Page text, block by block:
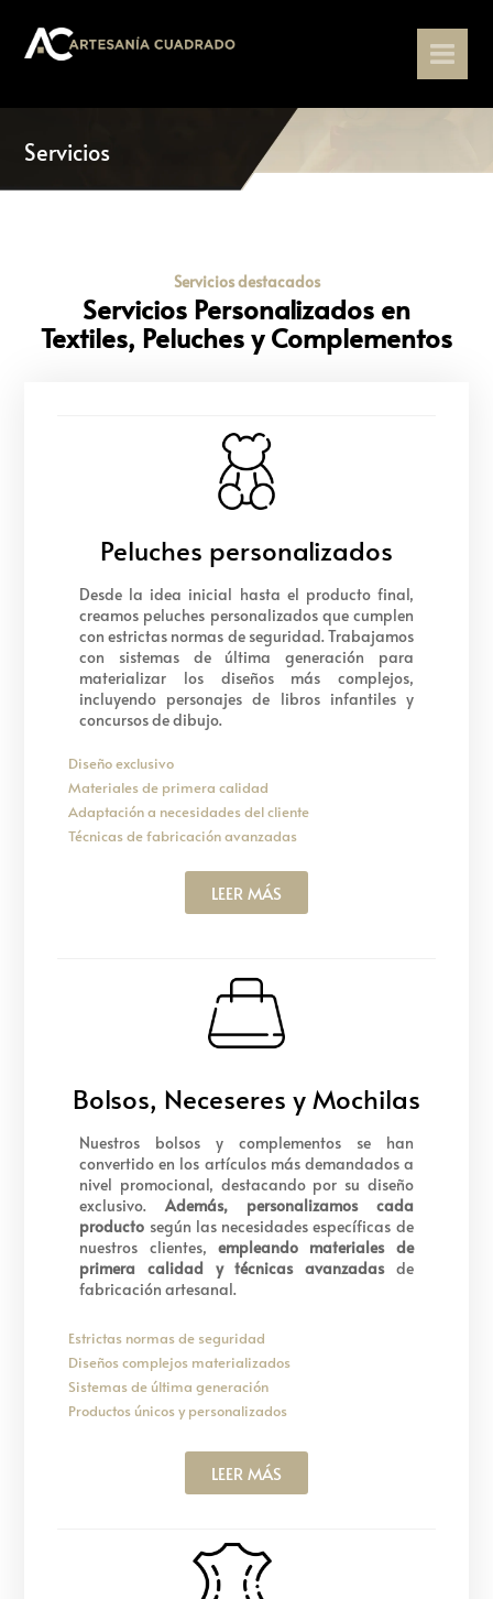
Servicios
Servicios destacados
Servicios Personalizados en
Textiles, Peluches y Complementos
Peluches personalizados
Desde la idea inicial hasta el producto final,
creamos peluches personalizados que cumplen
con estrictas normas de seguridad. Trabajamos
con sistemas de última generación para
materializar los diseños más complejos,
incluyendo personajes de libros infantiles y
concursos de dibujo.
Diseño exclusivo
Materiales de primera calidad
Adaptación a necesidades del cliente
Técnicas de fabricación avanzadas
LEER MÁS
Bolsos, Neceseres y Mochilas
Nuestros bolsos y complementos se han
convertido en los artículos más demandados a
nivel promocional, destacando por su diseño
exclusivo.Además, personalizamos cada
producto según las necesidades específicas de
nuestros clientes, empleando materiales de
primera calidad y técnicas avanzadasde
fabricación artesanal.
Estrictas normas de seguridad
Diseños complejos materializados
Sistemas de última generación
Productos únicos y personalizados
LEER MÁS